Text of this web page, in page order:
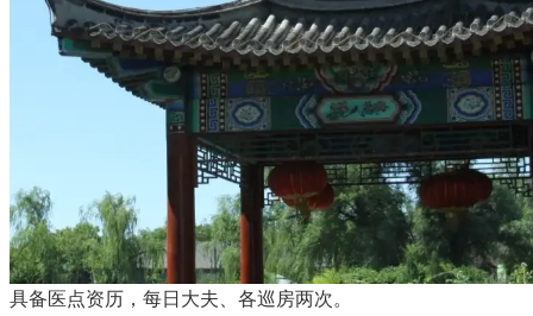
具备医点资历，每日大夫、各巡房两次。